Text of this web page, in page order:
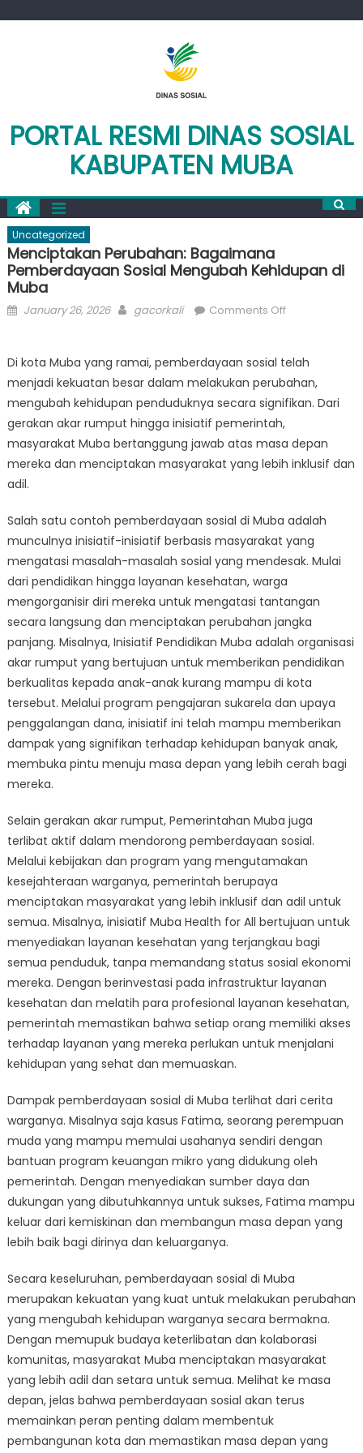
PORTAL RESMI DINAS SOSIAL
KABUPATEN MUBA
Uncategorized
Menciptakan Perubahan: Bagaimana
Pemberdayaan Sosial Mengubah Kehidupan di
Muba
Posted
January 26, 2026 Author
gacorkali Comments Offon
Bagaimana
Sosial
Kehidupan
di
Di kota Muba yang ramai, pemberdayaan sosial telah
menjadi kekuatan besar dalam melakukan perubahan,
mengubah kehidupan penduduknya secara signifikan. Dari
gerakan akar rumput hingga inisiatif pemerintah,
masyarakat Muba bertanggung jawab atas masa depan
mereka dan menciptakan masyarakat yang lebih inklusif dan
adil.
Salah satu contoh pemberdayaan sosial di Muba adalah
munculnya inisiatif-inisiatif berbasis masyarakat yang
mengatasi masalah-masalah sosial yang mendesak. Mulai
dari pendidikan hingga layanan kesehatan, warga
mengorganisir diri mereka untuk mengatasi tantangan
secara langsung dan menciptakan perubahan jangka
panjang. Misalnya, Inisiatif Pendidikan Muba adalah organisasi
akar rumput yang bertujuan untuk memberikan pendidikan
berkualitas kepada anak-anak kurang mampu di kota
tersebut. Melalui program pengajaran sukarela dan upaya
penggalangan dana, inisiatif ini telah mampu memberikan
dampak yang signifikan terhadap kehidupan banyak anak,
membuka pintu menuju masa depan yang lebih cerah bagi
mereka.
Selain gerakan akar rumput, Pemerintahan Muba juga
terlibat aktif dalam mendorong pemberdayaan sosial.
Melalui kebijakan dan program yang mengutamakan
kesejahteraan warganya, pemerintah berupaya
menciptakan masyarakat yang lebih inklusif dan adil untuk
semua. Misalnya, inisiatif Muba Health for All bertujuan untuk
menyediakan layanan kesehatan yang terjangkau bagi
semua penduduk, tanpa memandang status sosial ekonomi
mereka. Dengan berinvestasi pada infrastruktur layanan
kesehatan dan melatih para profesional layanan kesehatan,
pemerintah memastikan bahwa setiap orang memiliki akses
terhadap layanan yang mereka perlukan untuk menjalani
kehidupan yang sehat dan memuaskan.
Dampak pemberdayaan sosial di Muba terlihat dari cerita
warganya. Misalnya saja kasus Fatima, seorang perempuan
muda yang mampu memulai usahanya sendiri dengan
bantuan program keuangan mikro yang didukung oleh
pemerintah. Dengan menyediakan sumber daya dan
dukungan yang dibutuhkannya untuk sukses, Fatima mampu
keluar dari kemiskinan dan membangun masa depan yang
lebih baik bagi dirinya dan keluarganya.
Secara keseluruhan, pemberdayaan sosial di Muba
merupakan kekuatan yang kuat untuk melakukan perubahan
yang mengubah kehidupan warganya secara bermakna.
Dengan memupuk budaya keterlibatan dan kolaborasi
komunitas, masyarakat Muba menciptakan masyarakat
yang lebih adil dan setara untuk semua. Melihat ke masa
depan, jelas bahwa pemberdayaan sosial akan terus
memainkan peran penting dalam membentuk
pembangunan kota dan memastikan masa depan yang